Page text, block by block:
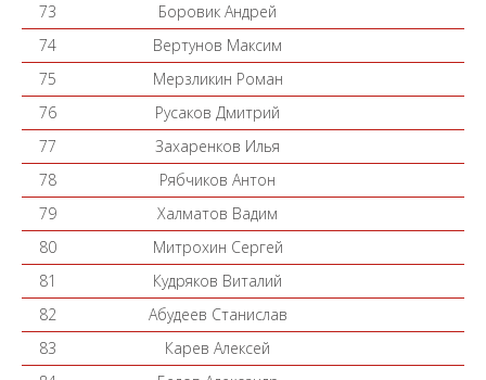
73
Боровик Андрей
74
Вертунов Максим
75
Мерзликин Роман
76
Русаков Дмитрий
77
Захаренков Илья
78
Рябчиков Антон
79
Халматов Вадим
80
Митрохин Сергей
81
Кудряков Виталий
82
Абудеев Станислав
83
Карев Алексей